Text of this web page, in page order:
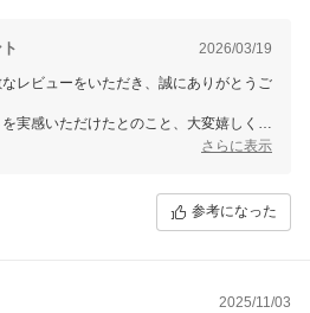
2026/03/19
レビューをいただき、誠にありがとうご
実感いただけたとのこと、大変嬉しく思
さらに表示
参考になった
2025/11/03